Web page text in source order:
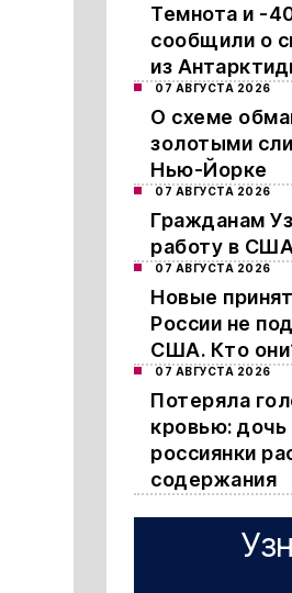
Темнота и -
сообщили о
из
07 АВГУСТА 2026
О схеме
золотыми
Нью-Йорке
07 АВГУСТА 2026
Гражданам
работу в
07 АВГУСТА 2026
Новые
России не
США. Кто
07 АВГУСТА 2026
Потеряла
кровью:
россиянки
содержания